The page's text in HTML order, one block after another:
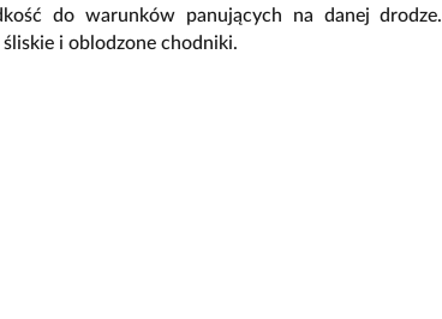
do warunków panujących na danej drodze.
i oblodzone chodniki.